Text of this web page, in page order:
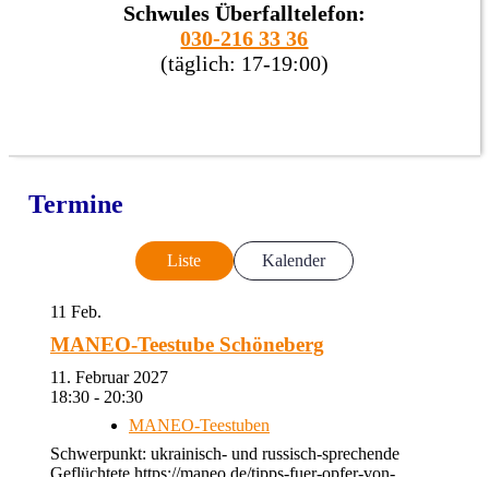
Schwules Überfalltelefon:
030-216 33 36
(täglich: 17-19:00)
Termine
Liste Kalender
11 Feb.
MANEO-Teestube Schöneberg
11. Februar 2027
18:30 - 20:30
MANEO-Teestuben
Schwerpunkt: ukrainisch- und russisch-sprechende
Geflüchtete https://maneo.de/tipps-fuer-opfer-von-